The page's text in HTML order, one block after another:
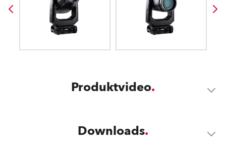
Produktvideo
Downloads